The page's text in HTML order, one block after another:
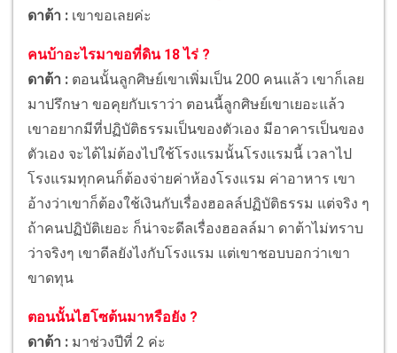
ดาต้า : เขาขอเลยค่ะ
คนบ้าอะไรมาขอที่ดิน 18 ไร่ ?
ดาต้า : ตอนนั้นลูกศิษย์เขาเพิ่มเป็น 200 คนแล้ว เขาก็เลย
มาปรึกษา ขอคุยกับเราว่า ตอนนี้ลูกศิษย์เขาเยอะแล้ว
เขาอยากมีที่ปฏิบัติธรรมเป็นของตัวเอง มีอาคารเป็นของ
ตัวเอง จะได้ไม่ต้องไปใช้โรงแรมนั้นโรงแรมนี้ เวลาไป
โรงแรมทุกคนก็ต้องจ่ายค่าห้องโรงแรม ค่าอาหาร เขา
อ้างว่าเขาก็ต้องใช้เงินกับเรื่องฮอลล์ปฏิบัติธรรม แต่จริง ๆ
ถ้าคนปฏิบัติเยอะ ก็น่าจะดีลเรื่องฮอลล์มา ดาต้าไม่ทราบ
ว่าจริงๆ เขาดีลยังไงกับโรงแรม แต่เขาชอบบอกว่าเขา
ขาดทุน
ตอนนั้นไฮโซต้นมาหรือยัง ?
ดาต้า : มาช่วงปีที่ 2 ค่ะ